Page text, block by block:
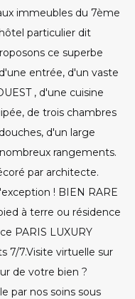
immeubles du 7ème
particulier dit
ce superbe
entrée, d'un vaste
, d'une cuisine
de trois chambres
d'un large
rangements.
par architecte.
! BIEN RARE
à terre ou résidence
PARIS LUXURY
7/7.Visite virtuelle sur
de votre bien ?
par nos soins sous